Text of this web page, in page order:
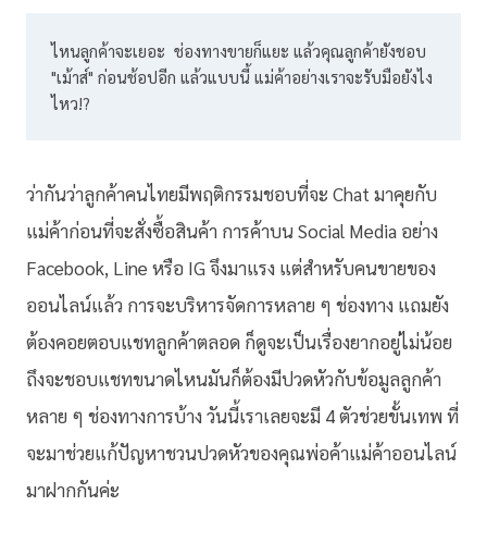
ไหนลูกค้าจะเยอะ  ช่องทางขายก็แยะ แล้วคุณลูกค้ายังชอบ
"เม้าส์" ก่อนช้อปอีก แล้วแบบนี้ แม่ค้าอย่างเราจะรับมือยังไง
ไหว!?
ว่ากันว่าลูกค้าคนไทยมีพฤติกรรมชอบที่จะ Chat มาคุยกับ
แม่ค้าก่อนที่จะสั่งซื้อสินค้า การค้าบน Social Media อย่าง
Facebook, Line หรือ IG จึงมาแรง แต่สำหรับคนขายของ
ออนไลน์แล้ว การจะบริหารจัดการหลาย ๆ ช่องทาง แถมยัง
ต้องคอยตอบแชทลูกค้าตลอด ก็ดูจะเป็นเรื่องยากอยู่ไม่น้อย
ถึงจะชอบแชทขนาดไหนมันก็ต้องมีปวดหัวกับข้อมูลลูกค้า
หลาย ๆ ช่องทางการบ้าง วันนี้เราเลยจะมี 4 ตัวช่วยขั้นเทพ ที่
จะมาช่วยแก้ปัญหาชวนปวดหัวของคุณพ่อค้าแม่ค้าออนไลน์
มาฝากกันค่ะ